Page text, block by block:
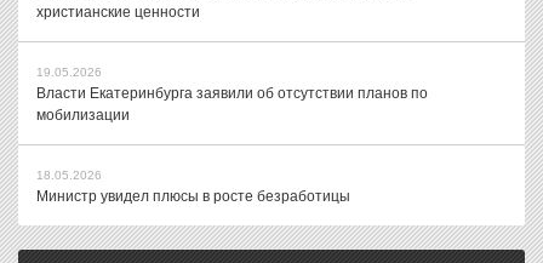
христианские ценности
19.05.2026
Власти Екатеринбурга заявили об отсутствии планов по
мобилизации
18.05.2026
Министр увидел плюсы в росте безработицы